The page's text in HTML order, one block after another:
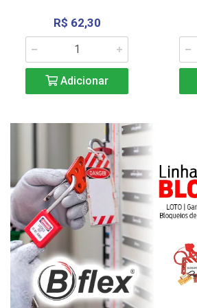
R$ 62,30
Adicionar